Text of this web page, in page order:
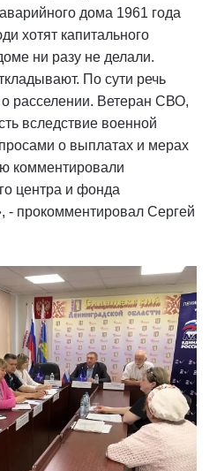
дома 1961 года
хотят капитального
ни разу не делали.
По сути речь
расселении. Ветеран СВО,
вследствие военной
о выплатах и мерах
комментировали
центра и фонда
- прокомментировал Сергей